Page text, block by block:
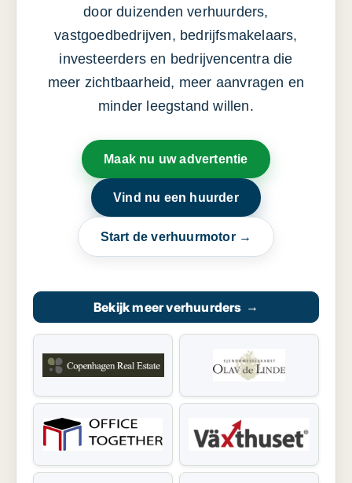
door duizenden verhuurders,
vastgoedbedrijven, bedrijfsmakelaars,
investeerders en bedrijvencentra die
meer zichtbaarheid, meer aanvragen en
minder leegstand willen.
Maak nu uw advertentie
Vind nu een huurder
Start de verhuurmotor →
Bekijk meer verhuurders →